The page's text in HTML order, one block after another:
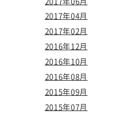
2017年04月
2017年02月
2016年12月
2016年10月
2016年08月
2015年09月
2015年07月